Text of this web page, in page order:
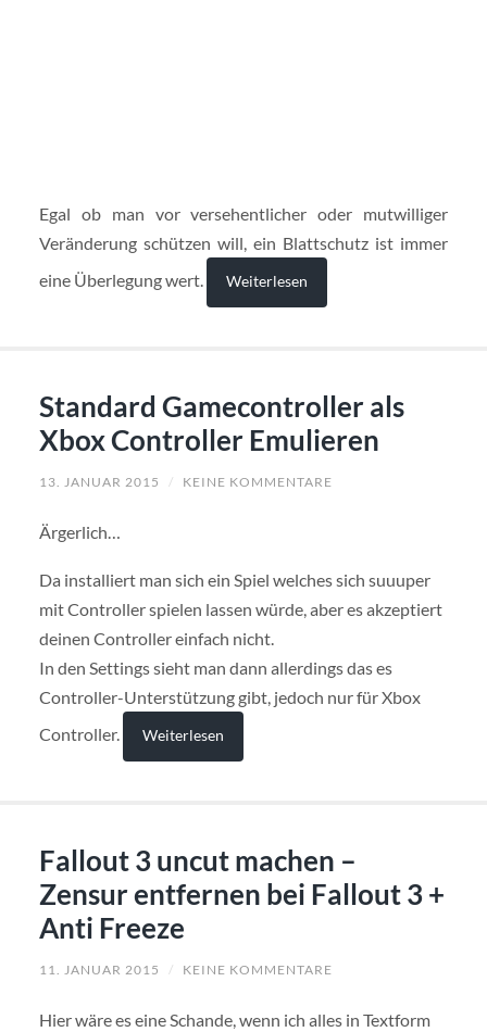
Egal ob man vor versehentlicher oder mutwilliger
Veränderung schützen will, ein Blattschutz ist immer
eine Überlegung wert.
Weiterlesen
Standard Gamecontroller als
Xbox Controller Emulieren
13. JANUAR 2015 / KEINE KOMMENTARE
Ärgerlich…
Da installiert man sich ein Spiel welches sich suuuper
mit Controller spielen lassen würde, aber es akzeptiert
deinen Controller einfach nicht.
In den Settings sieht man dann allerdings das es
Controller-Unterstützung gibt, jedoch nur für Xbox
Controller.
Weiterlesen
Fallout 3 uncut machen –
Zensur entfernen bei Fallout 3 +
Anti Freeze
11. JANUAR 2015 / KEINE KOMMENTARE
Hier wäre es eine Schande, wenn ich alles in Textform